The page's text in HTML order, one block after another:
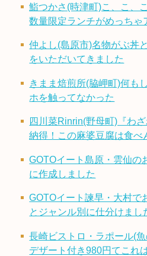
鮨つかさ(時津町)こ、こ、
数量限定ランチがめっちゃ
仲よし(島原市)名物がぶ丼
をいただいてきました
きまま焙煎所(脇岬町)何も
ホを触ってなかった
四川菜Rinrin(野母町)『わ
納得！この麻婆豆腐は食べ
GOTOイート島原・雲仙の
に作成しました
GOTOイート諫早・大村で
とジャンル別に仕分けまし
長崎ビストロ・ラポール(
デザート付き980円てこれ